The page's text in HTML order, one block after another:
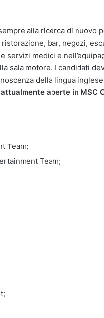
alla ricerca di nuovo
bar, negozi,
servizi medici e
sala motore. I candidati
della lingua
aperte in MSC
Team;
Team;